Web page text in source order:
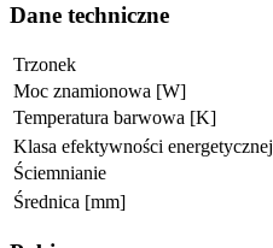
Dane techniczne
Trzonek
Moc znamionowa [W]
Temperatura barwowa [K]
Klasa efektywności energetycznej
Ściemnianie
Średnica [mm]